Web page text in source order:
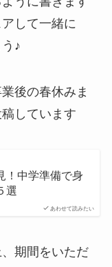
して一緒に
♪
後の春休みま
しています
あわせて読みたい
！中学準備で身
選
期間をいただ